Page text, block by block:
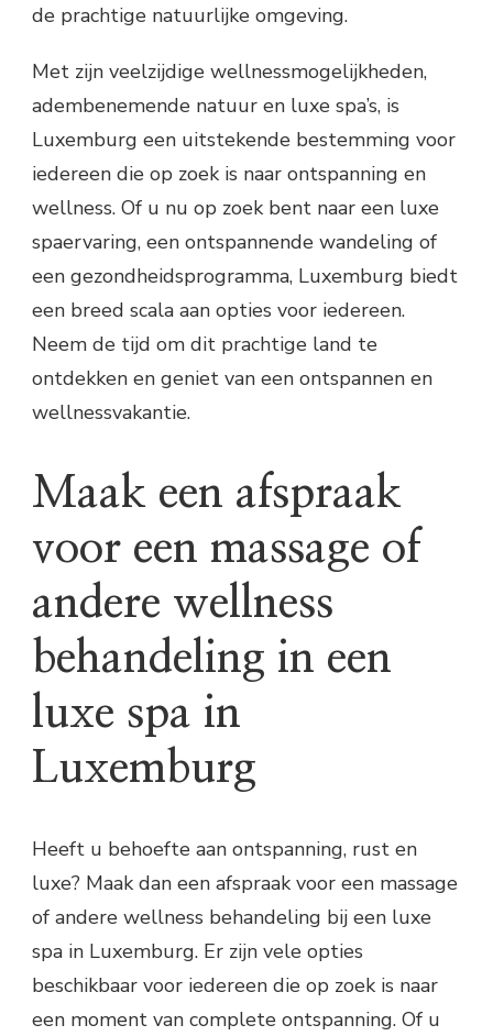
de prachtige natuurlijke omgeving.
Met zijn veelzijdige wellnessmogelijkheden,
adembenemende natuur en luxe spa’s, is
Luxemburg een uitstekende bestemming voor
iedereen die op zoek is naar ontspanning en
wellness. Of u nu op zoek bent naar een luxe
spaervaring, een ontspannende wandeling of
een gezondheidsprogramma, Luxemburg biedt
een breed scala aan opties voor iedereen.
Neem de tijd om dit prachtige land te
ontdekken en geniet van een ontspannen en
wellnessvakantie.
Maak een afspraak
voor een massage of
andere wellness
behandeling in een
luxe spa in
Luxemburg
Heeft u behoefte aan ontspanning, rust en
luxe? Maak dan een afspraak voor een massage
of andere wellness behandeling bij een luxe
spa in Luxemburg. Er zijn vele opties
beschikbaar voor iedereen die op zoek is naar
een moment van complete ontspanning. Of u